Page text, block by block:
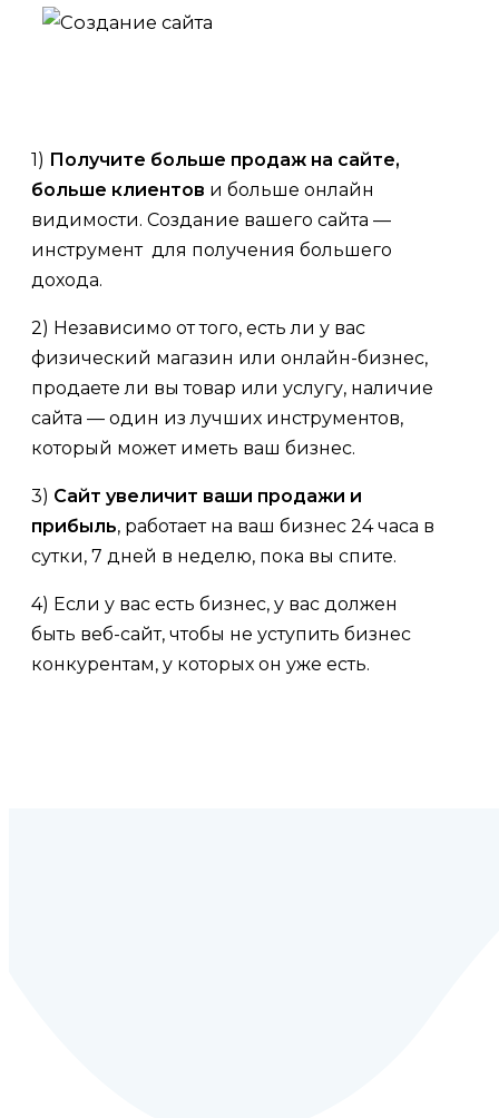
1) Получите больше продаж на сайте,
больше клиентов и больше онлайн
видимости. Создание вашего сайта —
инструмент для получения большего
дохода.
2) Независимо от того, есть ли у вас
физический магазин или онлайн-бизнес,
продаете ли вы товар или услугу, наличие
сайта — один из лучших инструментов,
который может иметь ваш бизнес.
3) Сайт увеличит ваши продажи и
прибыль, работает на ваш бизнес 24 часа в
сутки, 7 дней в неделю, пока вы спите.
4) Если у вас есть бизнес, у вас должен
быть веб-сайт, чтобы не уступить бизнес
конкурентам, у которых он уже есть.